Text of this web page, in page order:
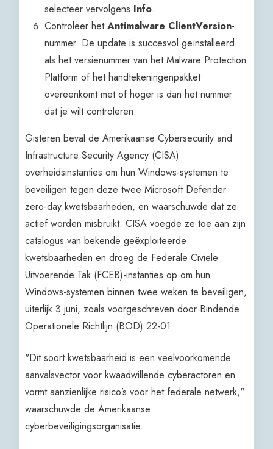
selecteer vervolgens Info.
Controleer hetAntimalware ClientVersion-
nummer. De update is succesvol geïnstalleerd
als het versienummer van het Malware Protection
Platform of het handtekeningenpakket
overeenkomt met of hoger is dan het nummer
dat je wilt controleren.
Gisteren beval de Amerikaanse Cybersecurity and
Infrastructure Security Agency (CISA)
overheidsinstanties om hun Windows-systemen te
beveiligen tegen deze twee Microsoft Defender
zero-day kwetsbaarheden, en waarschuwde dat ze
actief worden misbruikt. CISA voegde ze toe aan zijn
catalogus van bekende geëxploiteerde
kwetsbaarheden en droeg de Federale Civiele
Uitvoerende Tak (FCEB)-instanties op om hun
Windows-systemen binnen twee weken te beveiligen,
uiterlijk 3 juni, zoals voorgeschreven door Bindende
Operationele Richtlijn (BOD) 22-01.
"Dit soort kwetsbaarheid is een veelvoorkomende
aanvalsvector voor kwaadwillende cyberactoren en
vormt aanzienlijke risico’s voor het federale netwerk,"
waarschuwde de Amerikaanse
cyberbeveiligingsorganisatie.